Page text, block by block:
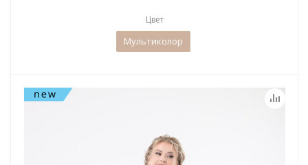
Цвет
Мультиколор